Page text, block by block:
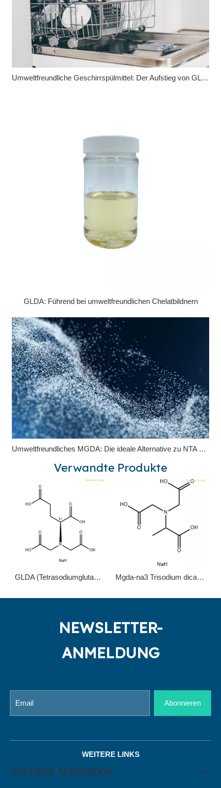
Umweltfreundliche Geschirrspülmittel: Der Aufstieg von GLDA und MGDA
GLDA: Führend bei umweltfreundlichen Chelatbildnern
Umweltfreundliches MGDA: Die ideale Alternative zu NTA und EDTA
Verwandte Produkte
GLDA (Tetrasodiumglutamat -Diacetat) Chelatmittel, um EDTA und NTA zu ersetzen Mgda-na3 Trisodium dicarboxymethylalaninat 164462-16-2
NEWSLETTER-
ANMELDUNG
Abonnieren
WEITERE LINKS
Schnelle Navigation